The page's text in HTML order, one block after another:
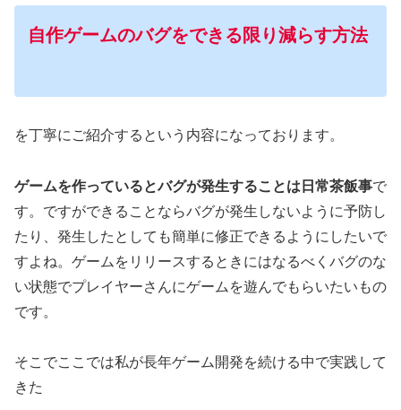
自作ゲームのバグをできる限り減らす方法
を丁寧にご紹介するという内容になっております。
ゲームを作っているとバグが発生することは日常茶飯事で
す。ですができることならバグが発生しないように予防し
たり、発生したとしても簡単に修正できるようにしたいで
すよね。ゲームをリリースするときにはなるべくバグのな
い状態でプレイヤーさんにゲームを遊んでもらいたいもの
です。
そこでここでは私が長年ゲーム開発を続ける中で実践して
きた